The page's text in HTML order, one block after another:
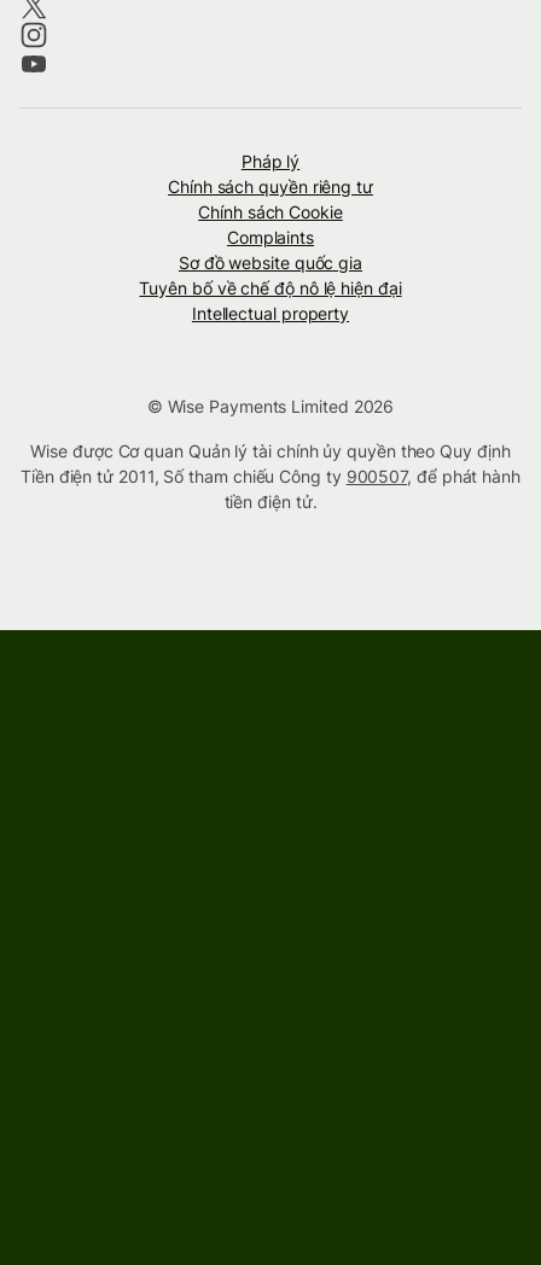
Pháp lý
Chính sách quyền riêng tư
Chính sách Cookie
Complaints
Sơ đồ website quốc gia
Tuyên bố về chế độ nô lệ hiện đại
Intellectual property
© Wise Payments Limited 2026
Wise được Cơ quan Quản lý tài chính ủy quyền theo Quy định
Tiền điện tử 2011, Số tham chiếu Công ty 900507, để phát hành
tiền điện tử.